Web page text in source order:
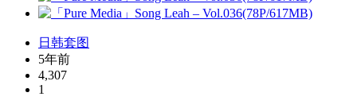
日韩套图
5年前
4,307
1